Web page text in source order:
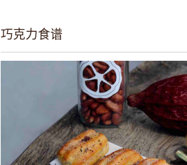
巧克力食谱